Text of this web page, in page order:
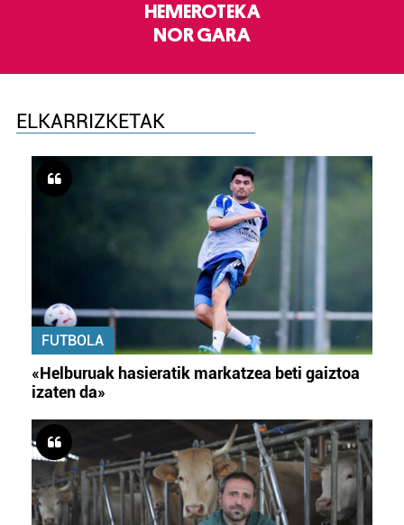
HEMEROTEKA
NOR GARA
ELKARRIZKETAK
FUTBOLA
«Helburuak hasieratik markatzea beti gaiztoa
izaten da»